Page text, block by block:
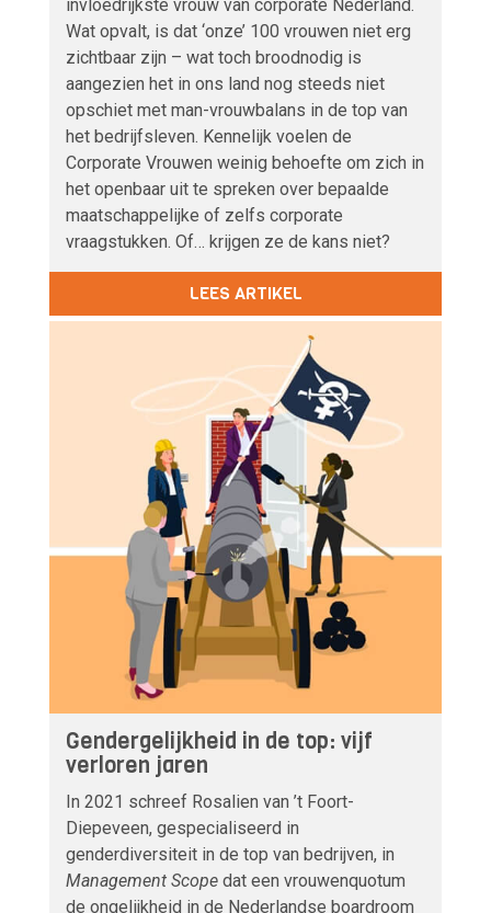
invloedrijkste vrouw van corporate Nederland.
Wat opvalt, is dat ‘onze’ 100 vrouwen niet erg
zichtbaar zijn – wat toch broodnodig is
aangezien het in ons land nog steeds niet
opschiet met man-vrouwbalans in de top van
het bedrijfsleven. Kennelijk voelen de
Corporate Vrouwen weinig behoefte om zich in
het openbaar uit te spreken over bepaalde
maatschappelijke of zelfs corporate
vraagstukken. Of… krijgen ze de kans niet?
LEES ARTIKEL
Gendergelijkheid in de top: vijf
verloren jaren
In 2021 schreef Rosalien van ’t Foort-
Diepeveen, gespecialiseerd in
genderdiversiteit in de top van bedrijven, in
Management Scope dat een vrouwenquotum
de ongelijkheid in de Nederlandse boardroom